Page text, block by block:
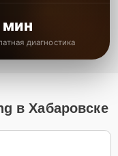
диагностика
в Хабаровске